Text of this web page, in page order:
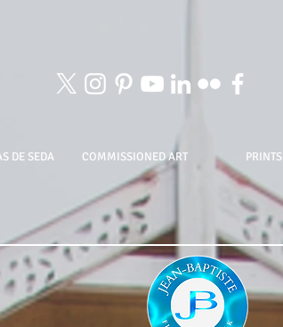
DE SEDA COMMISSIONED ART PRINTS